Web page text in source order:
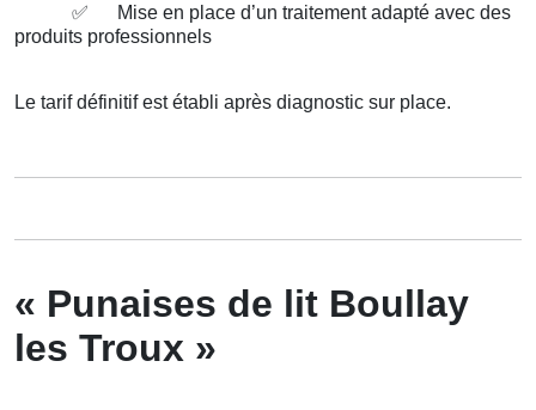
✅
Mise en place d’un traitement adapté avec des
produits professionnels
Le tarif définitif est établi après diagnostic sur place.
« Punaises de lit Boullay
les Troux »